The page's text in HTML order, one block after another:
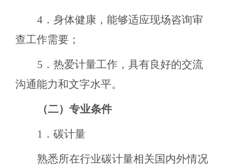
4．身体健康，能够适应现场咨询审
查工作需要；
5．热爱计量工作，具有良好的交流
沟通能力和文字水平。
（二）专业条件
1．碳计量
熟悉所在行业碳计量相关国内外情况